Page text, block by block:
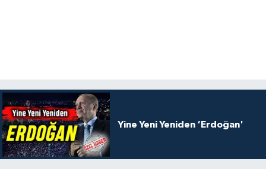
Yine Yeni Yeniden ‘Erdoğan'